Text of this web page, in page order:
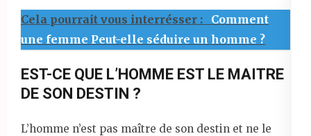
Cela pourrait vous interrésser :
Comment
une femme Peut-elle séduire un homme ?
EST-CE QUE L’HOMME EST LE MAITRE
DE SON DESTIN ?
L’homme n’est pas maître de son destin et ne le